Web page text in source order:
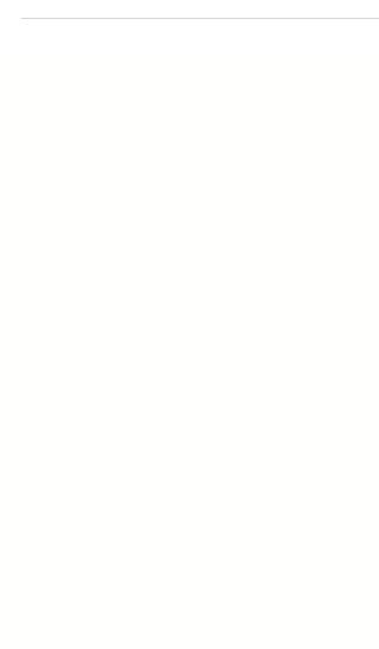
por 365 dias o casamento dos sonhos e ter